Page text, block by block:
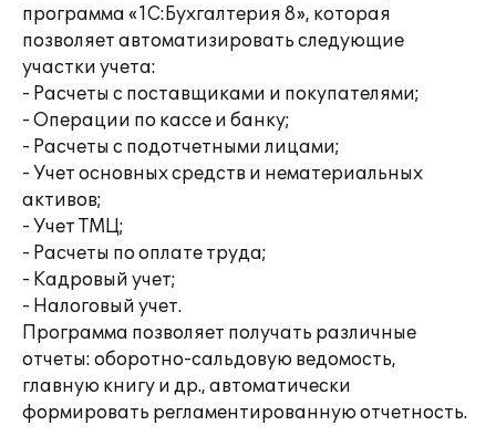
программа «1С:Бухгалтерия 8», которая
позволяет автоматизировать следующие
участки учета:
- Расчеты с поставщиками и покупателями;
- Операции по кассе и банку;
- Расчеты с подотчетными лицами;
- Учет основных средств и нематериальных
активов;
- Учет ТМЦ;
- Расчеты по оплате труда;
- Кадровый учет;
- Налоговый учет.
Программа позволяет получать различные
отчеты: оборотно-сальдовую ведомость,
главную книгу и др., автоматически
формировать регламентированную отчетность.